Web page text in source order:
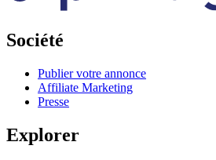
Société
Publier votre annonce
Affiliate Marketing
Presse
Explorer